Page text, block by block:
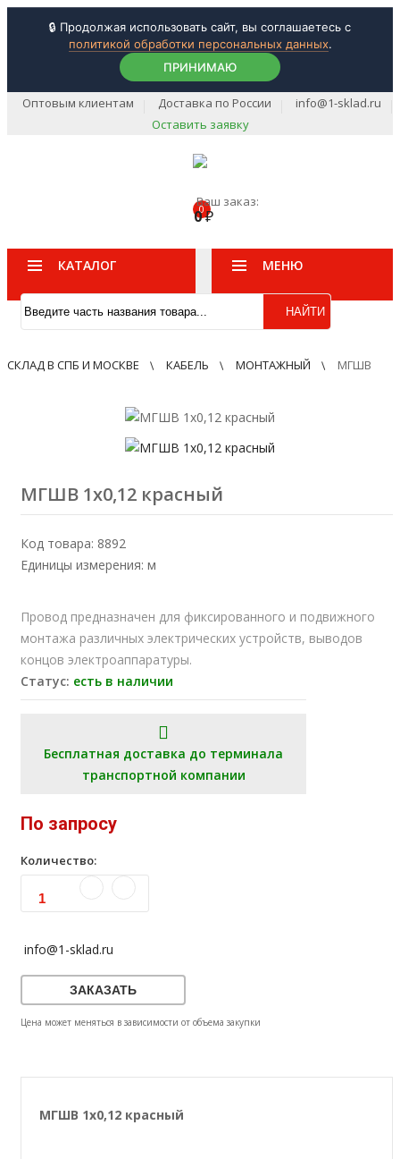
🔒 Продолжая использовать сайт, вы соглашаетесь с
политикой обработки персональных данных.
ПРИНИМАЮ
Оптовым клиентам Доставка по России
info@1-sklad.ru
Оставить заявку
0
Ваш заказ:
0₽
КАТАЛОГ
НАЙТИ
МЕНЮ
СКЛАД В СПБ И МОСКВЕ КАБЕЛЬ МОНТАЖНЫЙ МГШВ
МГШВ 1х0,12 красный
Код товара: 8892
Единицы измерения: м
Провод предназначен для фиксированного и подвижного
монтажа различных электрических устройств, выводов
концов электроаппаратуры.
Статус: есть в наличии
Бесплатная доставка до терминала
транспортной компании
По запросу
Количество:
info@1-sklad.ru
ЗАКАЗАТЬ
Цена может меняться в зависимости от объема закупки
МГШВ 1х0,12 красный